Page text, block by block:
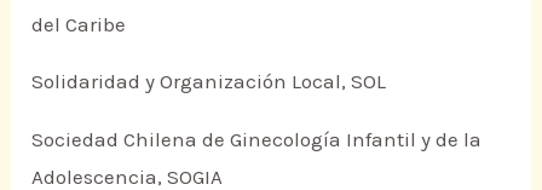
del Caribe
Solidaridad y Organización Local, SOL
Sociedad Chilena de Ginecología Infantil y de la
Adolescencia, SOGIA